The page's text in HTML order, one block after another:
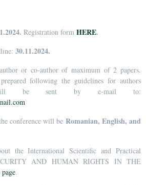
Registration form HERE.
30.11.2024.
or co-author of maximum of 2 papers.
following the guidelines for authors
be sent by e-mail to:
conference will be Romanian, English, and
the International Scientific and Practical
AND HUMAN RIGHTS IN THE
.